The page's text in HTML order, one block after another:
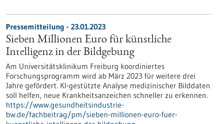
Pressemitteilung - 23.01.2023
Sieben Millionen Euro für künstliche
Intelligenz in der Bildgebung
Am Universitätsklinikum Freiburg koordiniertes
Forschungsprogramm wird ab März 2023 für weitere drei
Jahre gefördert. KI-gestützte Analyse medizinischer Bilddaten
soll helfen, neue Krankheitsanzeichen schneller zu erkennen.
https://www.gesundheitsindustrie-
bw.de/fachbeitrag/pm/sieben-millionen-euro-fuer-